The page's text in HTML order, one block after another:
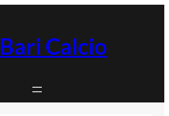
Bari Calcio